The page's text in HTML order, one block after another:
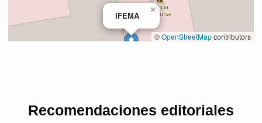
Recomendaciones editoriales